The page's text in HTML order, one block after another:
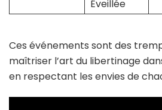
Éveillée
Ces événements sont des
maîtriser l’art du libertinage
en respectant les envies de